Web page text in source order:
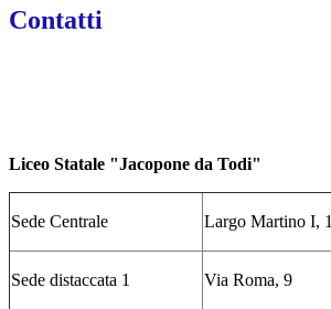
Contatti
Liceo Statale "Jacopone da Todi"
Sede Centrale Largo Martino I, 1
Sede distaccata 1 Via Roma, 9